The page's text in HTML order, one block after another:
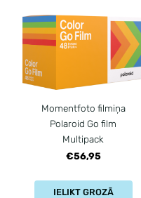
Momentfoto filmiņa
Polaroid Go film
Multipack
€56,95
IELIKT GROZĀ